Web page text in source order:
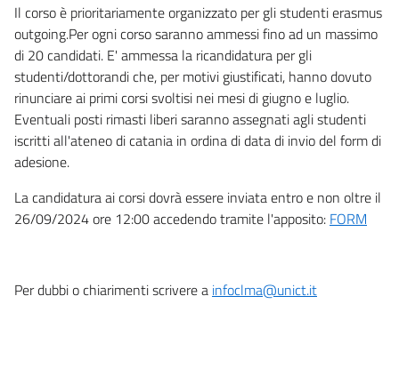
Il corso è prioritariamente organizzato per gli studenti erasmus
outgoing.Per ogni corso saranno ammessi fino ad un massimo
di 20 candidati. E' ammessa la ricandidatura per gli
studenti/dottorandi che, per motivi giustificati, hanno dovuto
rinunciare ai primi corsi svoltisi nei mesi di giugno e luglio.
Eventuali posti rimasti liberi saranno assegnati agli studenti
iscritti all'ateneo di catania in ordina di data di invio del form di
adesione.
La candidatura ai corsi dovrà essere inviata entro e non oltre il
26/09/2024 ore 12:00 accedendo tramite l'apposito: FORM
Per dubbi o chiarimenti scrivere a infoclma@unict.it